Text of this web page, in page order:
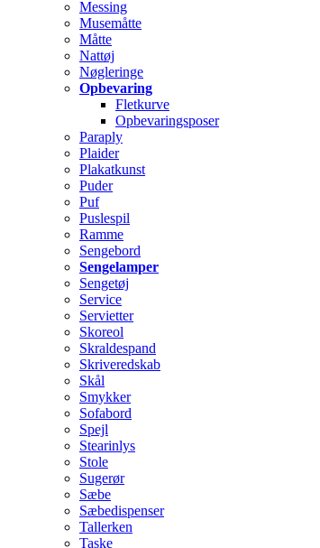
Messing
Musemåtte
Måtte
Nattøj
Nøgleringe
Opbevaring
Fletkurve
Opbevaringsposer
Paraply
Plaider
Plakatkunst
Puder
Puf
Puslespil
Ramme
Sengebord
Sengelamper
Sengetøj
Service
Servietter
Skoreol
Skraldespand
Skriveredskab
Skål
Smykker
Sofabord
Spejl
Stearinlys
Stole
Sugerør
Sæbe
Sæbedispenser
Tallerken
Taske